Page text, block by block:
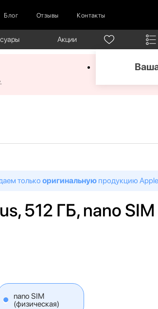
Блог Отзывы Контакты
Акции
только оригинальную продукцию Apple
512 ГБ, nano
nano SIM
(физическая)